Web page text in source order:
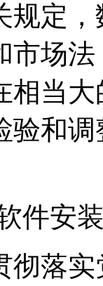
数
市场
相当
验和
软
党